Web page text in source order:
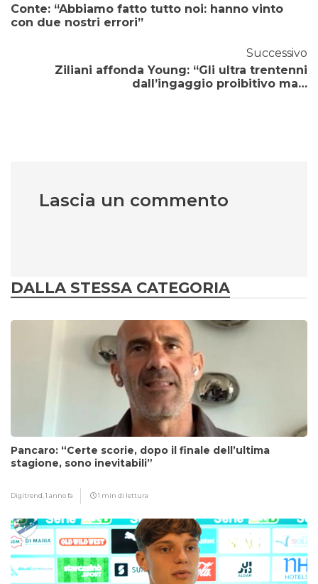
Conte: “Abbiamo fatto tutto noi: hanno vinto
con due nostri errori”
Successivo
Ziliani affonda Young: “Gli ultra trentenni
dall’ingaggio proibitivo ma…
Lascia un commento
DALLA STESSA CATEGORIA
Pancaro: “Certe scorie, dopo il finale dell’ultima
stagione, sono inevitabili”
Digitrend,1 anno fa 1 min di lettura